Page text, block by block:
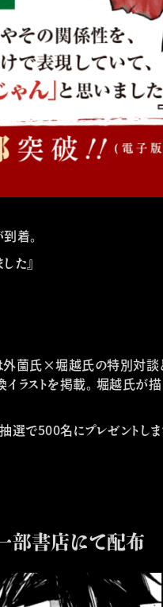
着。
た』
外薗氏×堀越氏の特別対談
ラストを掲載。 堀越氏が描
選で500名にプレゼント
部書店にて配布